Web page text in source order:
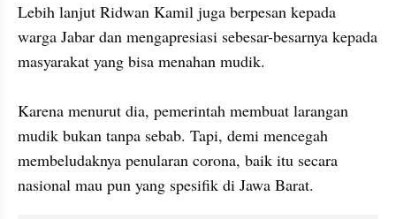
Lebih lanjut Ridwan Kamil juga berpesan kepada
warga Jabar dan mengapresiasi sebesar-besarnya kepada
masyarakat yang bisa menahan mudik.
Karena menurut dia, pemerintah membuat larangan
mudik bukan tanpa sebab. Tapi, demi mencegah
membeludaknya penularan corona, baik itu secara
nasional mau pun yang spesifik di Jawa Barat.